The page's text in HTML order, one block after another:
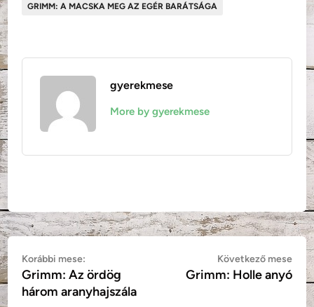
GRIMM: A MACSKA MEG AZ EGÉR BARÁTSÁGA
gyerekmese
More by gyerekmese
Bejegyzés
navigáció
Korábbi mese:
mese:
Grimm: Az ördög
három aranyhajszála
Következő mese
Grimm: Holle anyó